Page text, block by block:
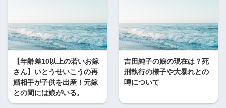
【年齢差10以上の若いお嫁
さん】いとうせいこうの再
婚相手が子供を出産！元嫁
との間には娘がいる。
吉田純子の娘の現在は？死
刑執行の様子や大暴れとの
噂について